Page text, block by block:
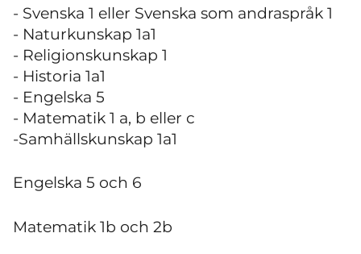
- Svenska 1 eller Svenska som andraspråk 1
- Naturkunskap 1a1
- Religionskunskap 1
- Historia 1a1
- Engelska 5
- Matematik 1 a, b eller c
-Samhällskunskap 1a1
Engelska 5 och 6
Matematik 1b och 2b